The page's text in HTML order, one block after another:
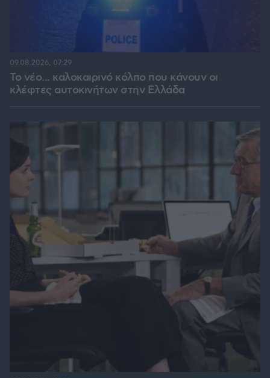
Το νέο... καλοκαιρινό κόλπο που κάνουν οι
κλέφτες αυτοκινήτων στην Ελλάδα
09.08.2026, 07:29